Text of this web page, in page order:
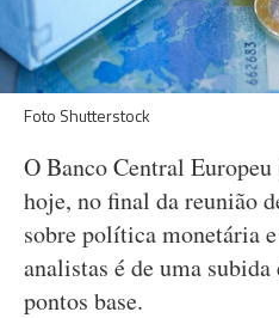
Foto Shutterstock
O Banco Central
hoje, no final da reunião
sobre política monetária
analistas é de uma
pontos base.